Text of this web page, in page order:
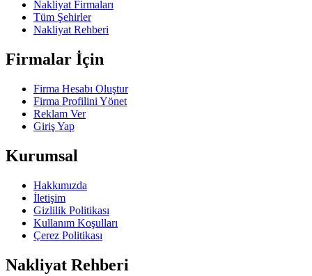
Nakliyat Firmaları
Tüm Şehirler
Nakliyat Rehberi
Firmalar İçin
Firma Hesabı Oluştur
Firma Profilini Yönet
Reklam Ver
Giriş Yap
Kurumsal
Hakkımızda
İletişim
Gizlilik Politikası
Kullanım Koşulları
Çerez Politikası
Nakliyat Rehberi